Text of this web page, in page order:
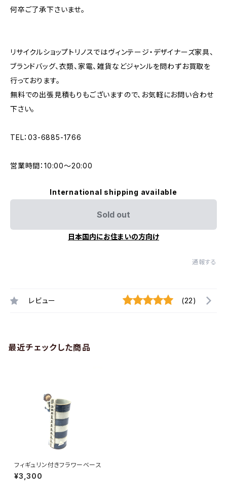
何卒ご了承下さいませ。
リサイクルショップトリノスではヴィンテージ・デザイナーズ家具、
ブランドバッグ、衣類、家電、雑貨などジャンルを問わずお買取を
行っております。
無料での出張見積もりもございますので、お気軽にお問い合わせ
下さい。
TEL：03-6885-1766
営業時間：10:00〜20:00
International shipping available
Sold out
日本国内にお住まいの方向け
通報する
レビュー (22)
最近チェックした商品
フィギュリン付きフラワーベース
¥3,300